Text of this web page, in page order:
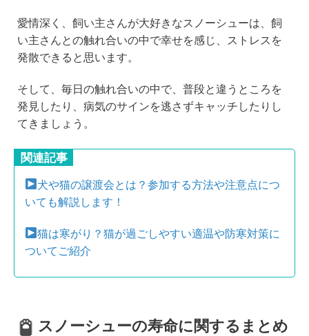
愛情深く、飼い主さんが大好きなスノーシューは、飼
い主さんとの触れ合いの中で幸せを感じ、ストレスを
発散できると思います。
そして、毎日の触れ合いの中で、普段と違うところを
発見したり、病気のサインを逃さずキャッチしたりし
てきましょう。
関連記事
犬や猫の譲渡会とは？参加する方法や注意点につ
いても解説します！
猫は寒がり？猫が過ごしやすい適温や防寒対策に
ついてご紹介
スノーシューの寿命に関するまとめ